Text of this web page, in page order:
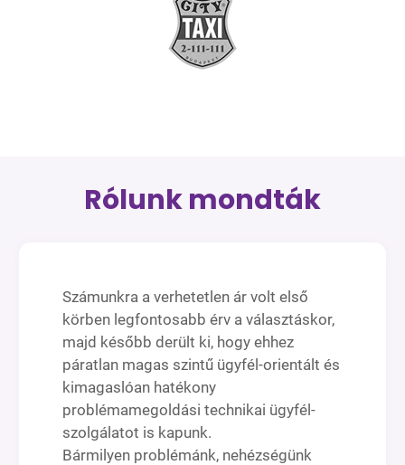
Rólunk mondták
Számunkra a verhetetlen ár volt első
körben legfontosabb érv a választáskor,
majd később derült ki, hogy ehhez
páratlan magas szintű ügyfél-orientált és
kimagaslóan hatékony
problémamegoldási technikai ügyfél-
szolgálatot is kapunk.
Bármilyen problémánk, nehézségünk